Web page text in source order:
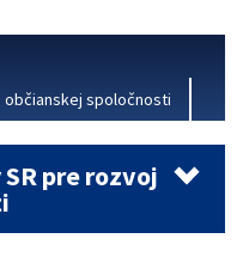
občianskej spoločnosti
pre rozvoj